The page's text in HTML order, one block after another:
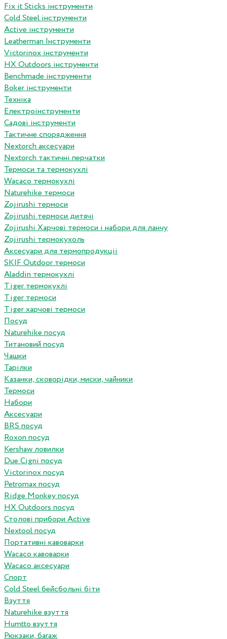
Fix it Sticks інструменти
Сold Steel інструменти
Active інструменти
Leatherman Інструменти
Victorinox інструменти
HX Outdoors інструменти
Benchmade інструменти
Boker інструменти
Техніка
Електроінструменти
Садові інструменти
Тактичне спорядження
Nextorch аксесуари
Nextorch тактичні перчатки
Термоси та термокухлі
Wacaco термокухлі
Naturehike термоси
Zojirushi термоси
Zojirushi термоси дитячі
Zojirushi Харчові термоси і набори для ланчу
Zojirushi термокухоль
Аксесуари для термопродукціі
SKIF Outdoor термоси
Aladdin термокухлі
Tiger термокухлі
Tiger термоси
Tiger харчові термоси
Посуд
Naturehike посуд
Титановий посуд
Чашки
Тарілки
Казанки, сковорідки, миски, чайники
Термоси
Набори
Аксесуари
BRS посуд
Roxon посуд
Kershaw ловилки
Due Cigni посуд
Victorinox посуд
Petromax посуд
Ridge Monkey посуд
HX Outdoors посуд
Столові прибори Active
Nextool посуд
Портативні кавоварки
Wacaco кавоварки
Wacaco аксесуари
Спорт
Cold Steel бейсбольні біти
Взуття
Naturehike взуття
Humtto взуття
Рюкзаки, багаж